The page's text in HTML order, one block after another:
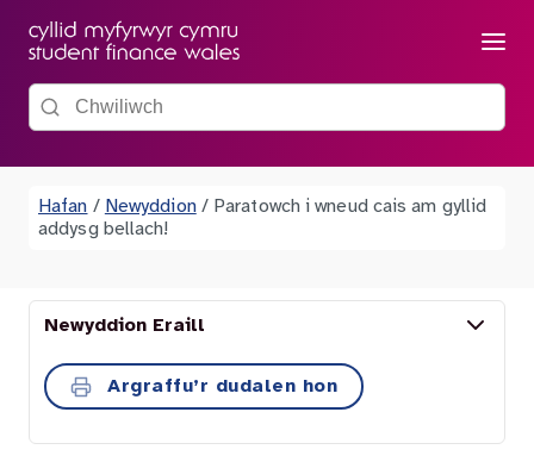
Chwiliwch y wefan
Hafan / Newyddion / Paratowch i wneud cais am gyllid
addysg bellach!
Newyddion Eraill
Argraffu’r dudalen hon